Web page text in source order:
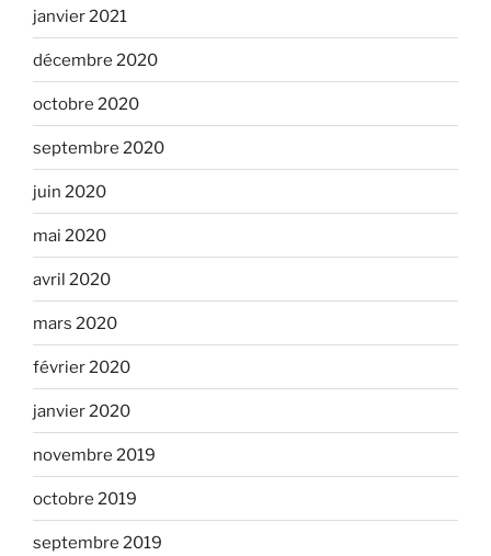
janvier 2021
décembre 2020
octobre 2020
septembre 2020
juin 2020
mai 2020
avril 2020
mars 2020
février 2020
janvier 2020
novembre 2019
octobre 2019
septembre 2019